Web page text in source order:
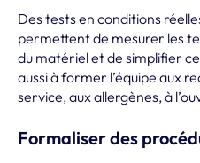
Des tests en conditions
permettent de mesurer les
du matériel et de simplifier
aussi à former l’équipe aux
service, aux allergènes, à
Formaliser des